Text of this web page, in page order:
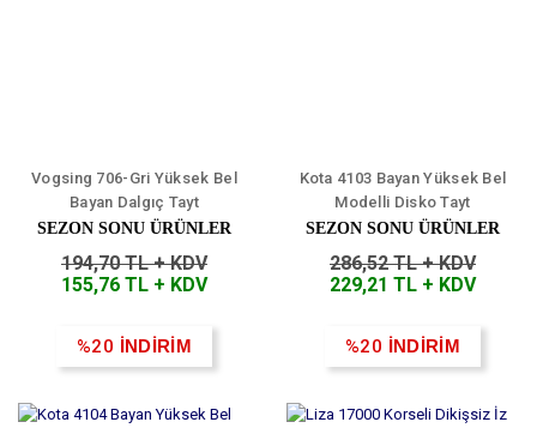
Vogsing 706-Gri Yüksek Bel
Bayan Dalgıç Tayt
SEZON SONU ÜRÜNLER
194,70 TL + KDV
155,76 TL + KDV
%20 İNDİRİM
Kota 4103 Bayan Yüksek Bel
Modelli Disko Tayt
SEZON SONU ÜRÜNLER
286,52 TL + KDV
229,21 TL + KDV
%20 İNDİRİM